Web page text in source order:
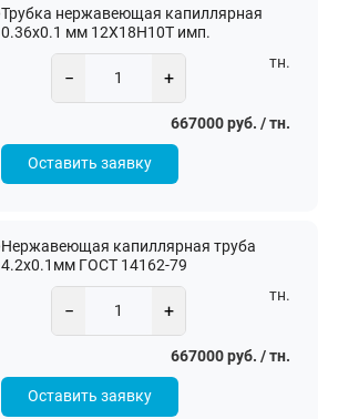
Трубка нержавеющая капиллярная
0.36х0.1 мм 12Х18Н10Т имп.
− +
тн.
667000 руб. / тн.
Оставить заявку
Нержавеющая капиллярная труба
4.2х0.1мм ГОСТ 14162-79
− +
тн.
667000 руб. / тн.
Оставить заявку